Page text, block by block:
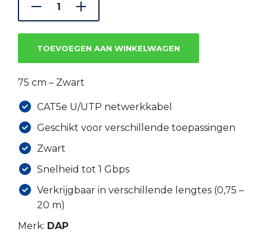
€2.24.
€1.57.
TOEVOEGEN AAN WINKELWAGEN
75 cm – Zwart
CAT5e U/UTP netwerkkabel
Geschikt voor verschillende toepassingen
Zwart
Snelheid tot 1 Gbps
Verkrijgbaar in verschillende lengtes (0,75 –
20 m)
Merk: DAP